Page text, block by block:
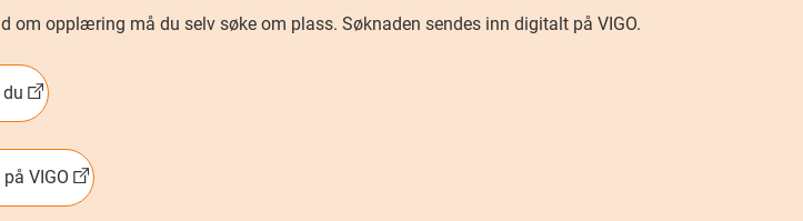
om opplæring må du selv søke om plass. Søknaden sendes inn digitalt på VIGO.
VIGO